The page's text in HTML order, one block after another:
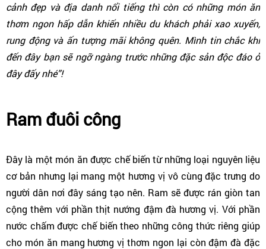
cảnh đẹp và địa danh nổi tiếng thì còn có những món ăn
thơm ngon hấp dẫn khiến nhiều du khách phải xao xuyến,
rung động và ấn tượng mãi không quên. Mình tin chắc khi
đến đây bạn sẽ ngỡ ngàng trước những đặc sản độc đáo ở
đây đấy nhé”!
Ram đuôi công
Đây là một món ăn được chế biến từ những loại nguyên liệu
cơ bản nhưng lại mang một hương vị vô cùng đặc trưng do
người dân nơi đây sáng tạo nên. Ram sẽ được rán giòn tan
cộng thêm với phần thịt nướng đậm đà hương vị. Với phần
nước chấm được chế biến theo những công thức riêng giúp
cho món ăn mang hương vị thơm ngon lại còn đậm đà đặc